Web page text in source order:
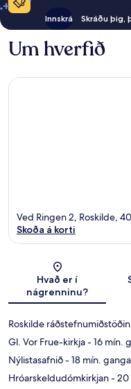
Innskrá Skráðu þig,
Um hverfið
Ved Ringen 2, Roskilde,
Skoða á korti
Hvað er í
nágrenninu?
Roskilde ráðstefnumiðstöðin
Gl. Vor Frue-kirkja- 16 mín.
Nýlistasafnið- 18 mín. ganga
Hróarskeldudómkirkjan- 20